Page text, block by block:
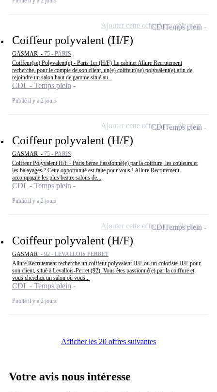
Coiffeur polyvalent (H/F)
GASMAR - 75 - PARIS
Coiffeur(se) Polyvalent(e) - Paris 1er (H/F) Le cabinet Allure Recrutement
recherche, pour le compte de son client, un(e) coiffeur(se) polyvalent(e) afin de
rejoindre un salon haut de gamme situé au...
CDI - Temps plein
Publié il y a 2 jours
CDITemps plein
Ajouter cette offre à ma sélection
Coiffeur polyvalent (H/F)
GASMAR - 75 - PARIS
Coiffeur Polyvalent H/F - Paris 8ème Passionné(e) par la coiffure, les couleurs et
les balayages ? Cette opportunité est faite pour vous ! Allure Recrutement
accompagne les plus beaux salons de...
CDI - Temps plein
Publié il y a 2 jours
CDITemps plein
Ajouter cette offre à ma sélection
Coiffeur polyvalent (H/F)
GASMAR - 92 - LEVALLOIS PERRET
Allure Recrutement recherche un coiffeur polyvalent H/F ou un coloriste H/F pour
son client, situé à Levallois-Perret (92). Vous êtes passionné(e) par la coiffure et
vous cherchez un salon où vous...
CDI - Temps plein
Publié il y a 2 jours
CDITemps plein
Ajouter cette offre à ma sélection
Afficher les 20 offres suivantes
Votre avis nous intéresse